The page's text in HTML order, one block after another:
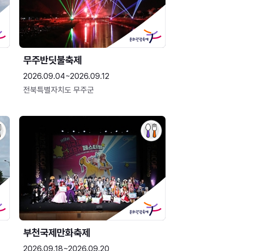
무주반딧불축제
2026.09.04~2026.09.12
전북특별자치도 무주군
부천국제만화축제
2026.09.18~2026.09.20